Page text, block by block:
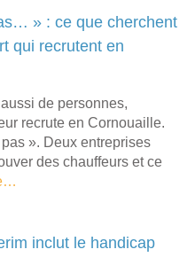
» : ce que cherchent
qui recrutent en
de personnes,
recrute en Cornouaille.
». Deux entreprises
des chauffeurs et ce
inclut le handicap